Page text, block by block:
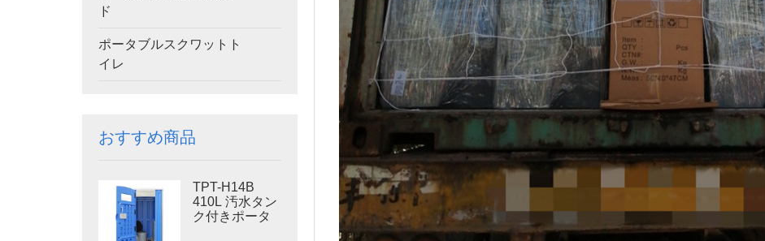
ド
ポータブルスクワットト
イレ
おすすめ商品
TPT-H14B
410L 汚水タン
ク付きポータ